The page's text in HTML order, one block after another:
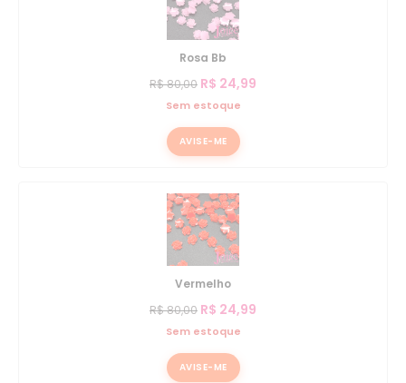
Rosa Bb
R$80,00 R$ 24,99
Sem estoque
AVISE-ME
Vermelho
R$80,00 R$ 24,99
Sem estoque
AVISE-ME